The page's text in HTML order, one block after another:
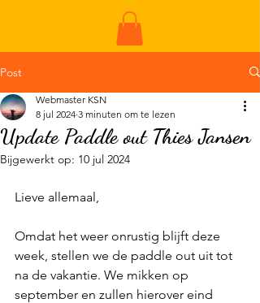
Post
Update Paddle out Thies Jansen
Webmaster KSN
8 jul 2024 3 minuten om te lezen
Bijgewerkt op: 10 jul 2024
Lieve allemaal,
Omdat het weer onrustig blijft deze
week, stellen we de paddle out uit tot
na de vakantie. We mikken op
september en zullen hierover eind